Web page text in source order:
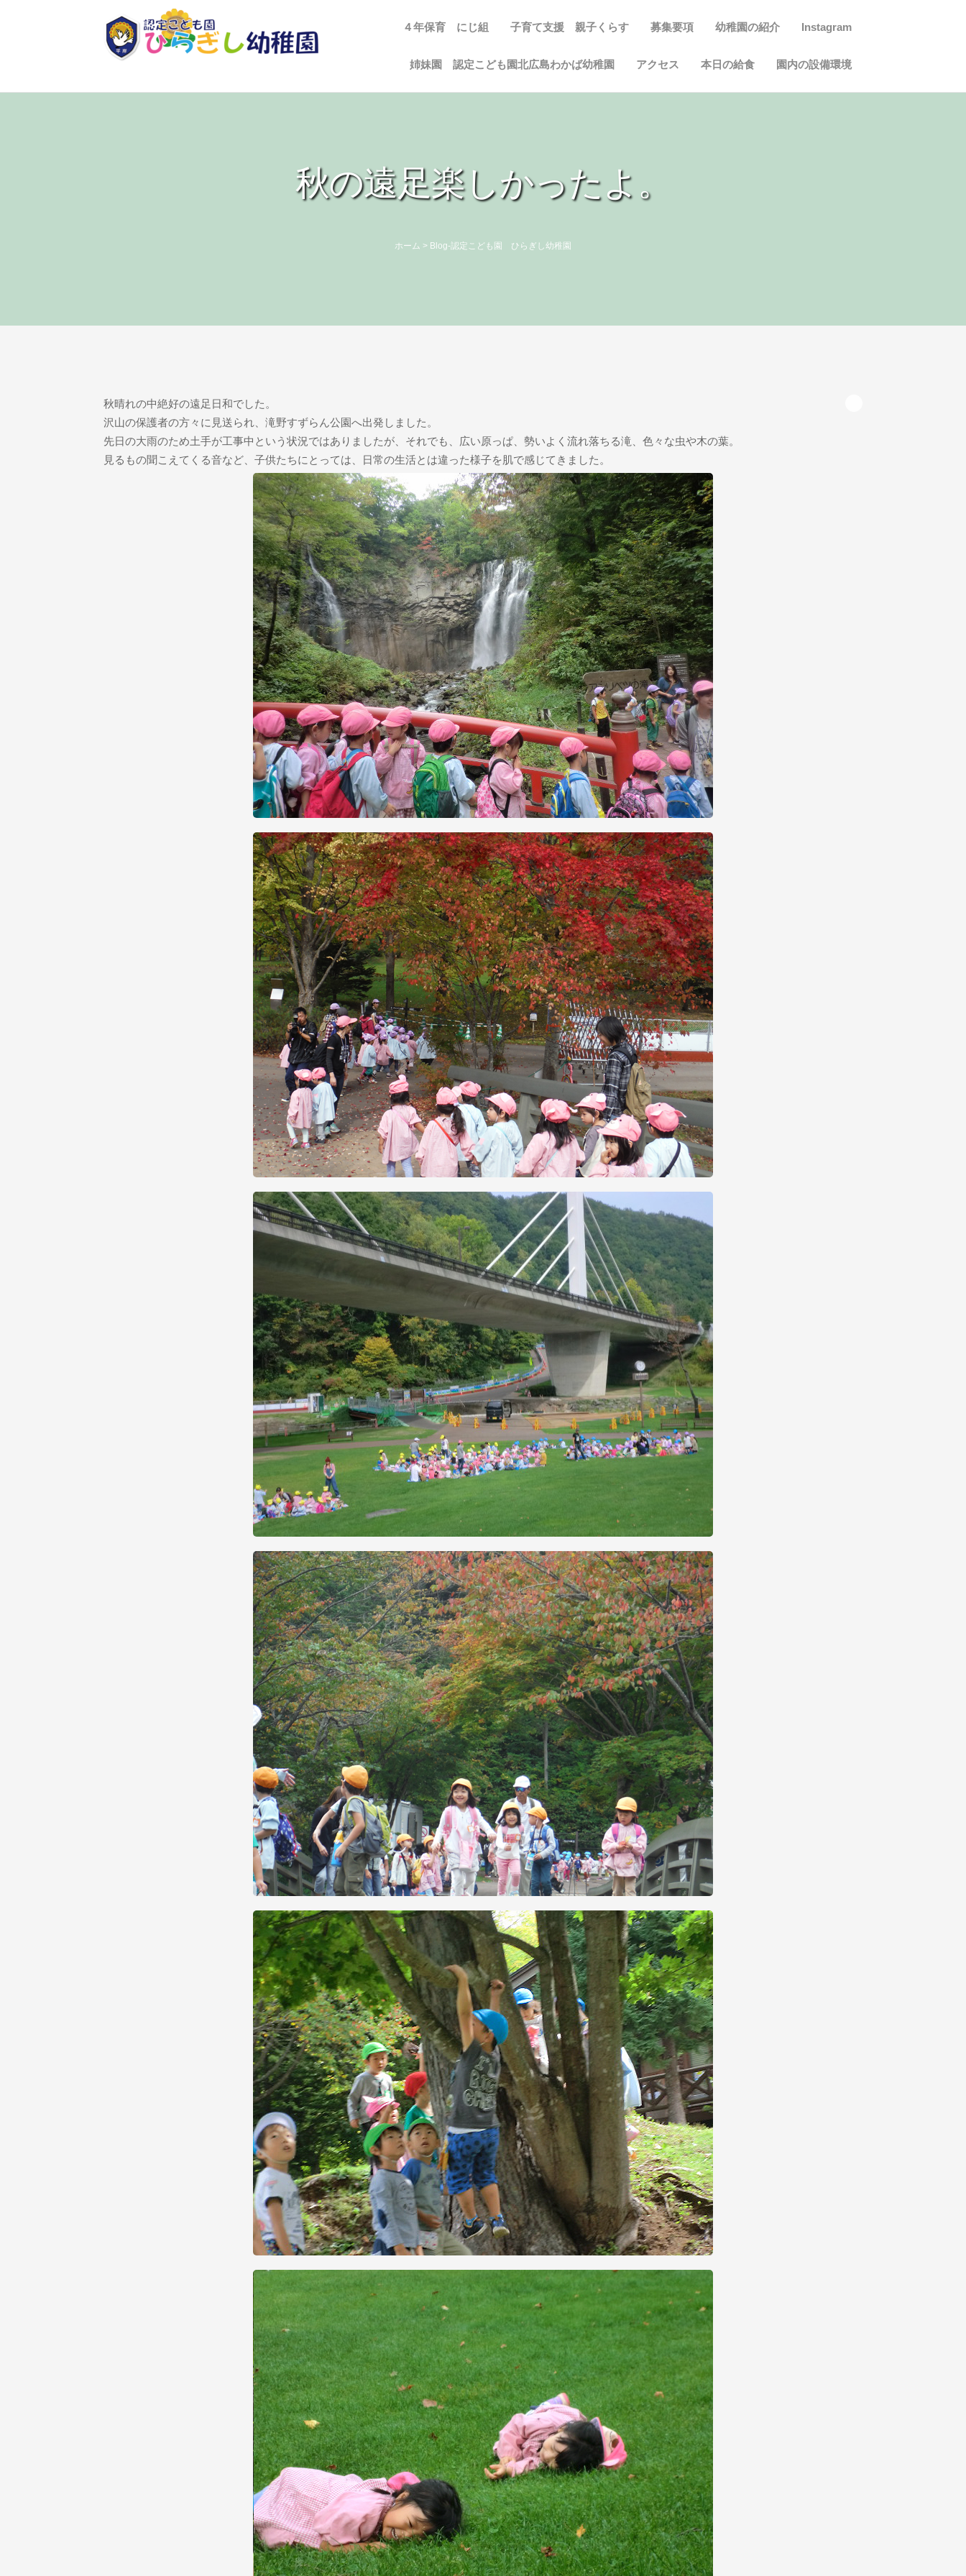
Instagram
幼稚園の紹介
募集要項
子育て支援 親子くらす
４年保育 にじ組
園内の設備環境
本日の給食
アクセス
姉妹園 認定こども園北広島わかば幼稚園
秋の遠足楽しかったよ。
ホーム > Blog-認定こども園 ひらぎし幼稚園
秋晴れの中絶好の遠足日和でした。
沢山の保護者の方々に見送られ、滝野すずらん公園へ出発しました。
先日の大雨のため土手が工事中という状況ではありましたが、それでも、広い原っぱ、勢いよく流れ落ちる滝、色々な虫や木の葉。
見るもの聞こえてくる音など、子供たちにとっては、日常の生活とは違った様子を肌で感じてきました。